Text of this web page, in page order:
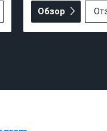
Обзор